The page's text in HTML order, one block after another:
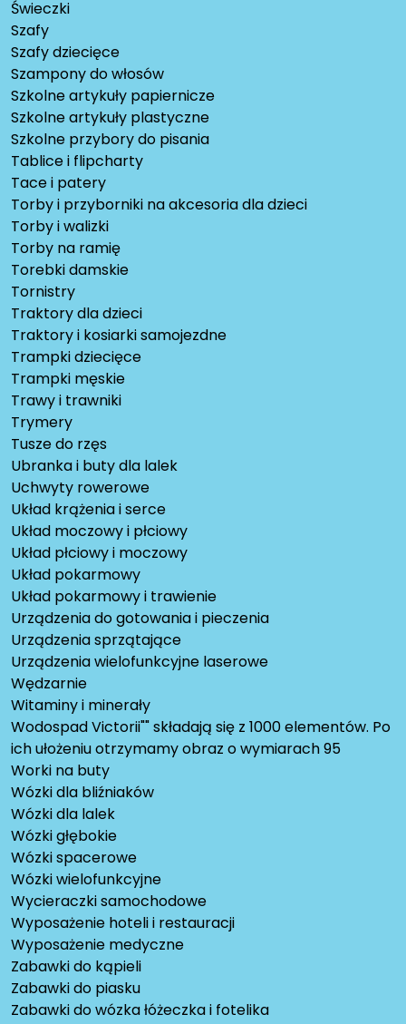
Świeczki
Szafy
Szafy dziecięce
Szampony do włosów
Szkolne artykuły papiernicze
Szkolne artykuły plastyczne
Szkolne przybory do pisania
Tablice i flipcharty
Tace i patery
Torby i przyborniki na akcesoria dla dzieci
Torby i walizki
Torby na ramię
Torebki damskie
Tornistry
Traktory dla dzieci
Traktory i kosiarki samojezdne
Trampki dziecięce
Trampki męskie
Trawy i trawniki
Trymery
Tusze do rzęs
Ubranka i buty dla lalek
Uchwyty rowerowe
Układ krążenia i serce
Układ moczowy i płciowy
Układ płciowy i moczowy
Układ pokarmowy
Układ pokarmowy i trawienie
Urządzenia do gotowania i pieczenia
Urządzenia sprzątające
Urządzenia wielofunkcyjne laserowe
Wędzarnie
Witaminy i minerały
Wodospad Victorii"" składają się z 1000 elementów. Po
ich ułożeniu otrzymamy obraz o wymiarach 95
Worki na buty
Wózki dla bliźniaków
Wózki dla lalek
Wózki głębokie
Wózki spacerowe
Wózki wielofunkcyjne
Wycieraczki samochodowe
Wyposażenie hoteli i restauracji
Wyposażenie medyczne
Zabawki do kąpieli
Zabawki do piasku
Zabawki do wózka łóżeczka i fotelika